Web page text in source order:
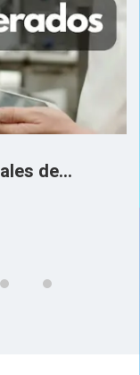
de…